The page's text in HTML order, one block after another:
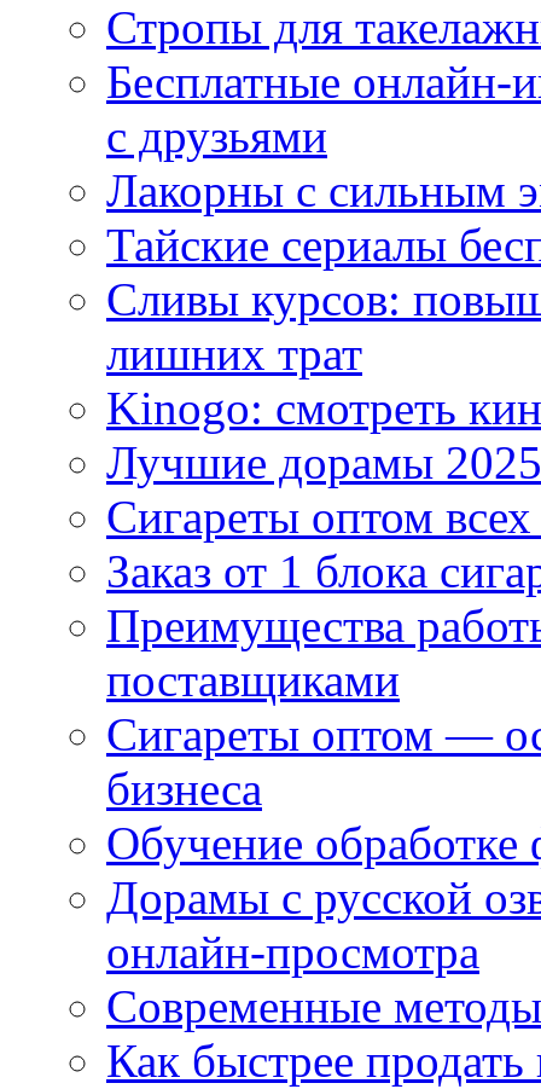
Стропы для
Бесплатные
с друзьями
Лакорны с сильным
Тайские сериалы
Сливы курсов:
лишних трат
Kinogo: смотреть
Лучшие дорамы
Сигареты оптом
Заказ от 1 блока
Преимущества
поставщиками
Сигареты оптом —
бизнеса
Обучение
Дорамы с русской
онлайн-просмотра
Современные
Как быстрее